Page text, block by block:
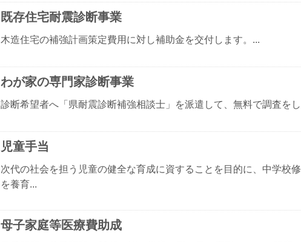
既存住宅耐震診断事業
木造住宅の補強計画策定費用に対し補助金を交付します。...
わが家の専門家診断事業
診断希望者へ「県耐震診断補強相談士」を派遣して、無料で調査を
児童手当
次代の社会を担う児童の健全な育成に資することを目的に、中学校
を養育...
母子家庭等医療費助成